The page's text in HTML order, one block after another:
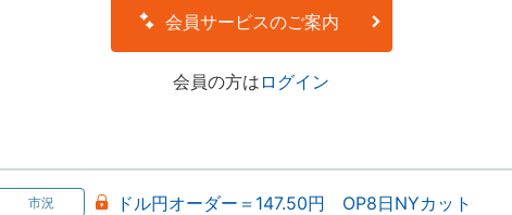
会員サービスのご案内
会員の方は ログイン
ドル円オーダー＝147.50円 OP8日NYカット